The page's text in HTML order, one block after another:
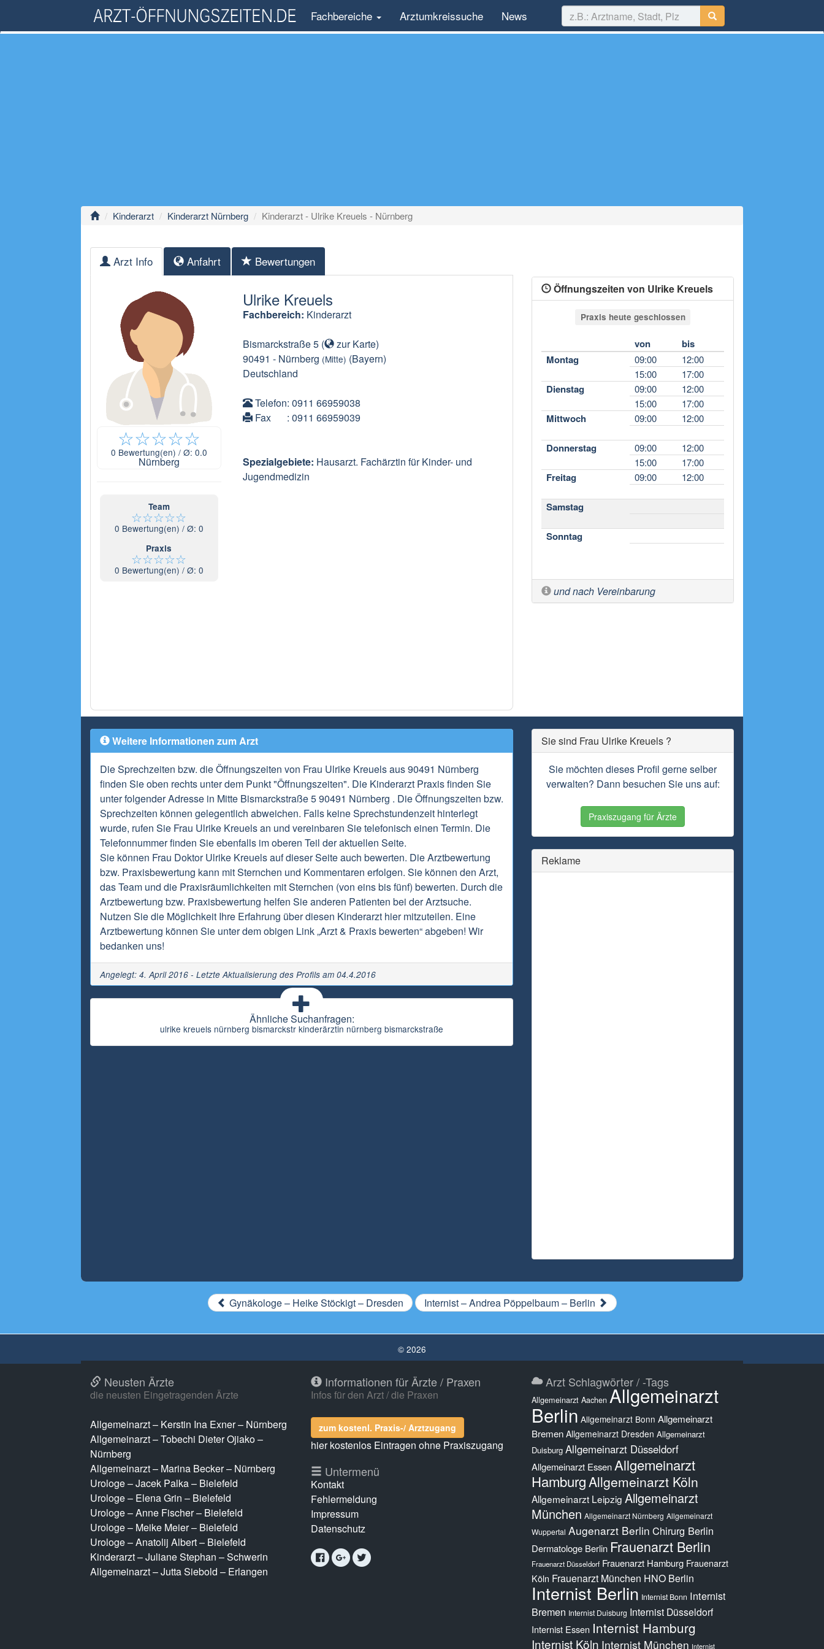
Fachbereiche Arztumkreissuche News
Kinderarzt Kinderarzt Nürnberg Kinderarzt - Ulrike Kreuels - Nürnberg
Arzt Info Anfahrt Bewertungen
☆☆☆☆☆
0 Bewertung(en) / Ø: 0.0
Nürnberg
Team
☆☆☆☆☆
0 Bewertung(en) / Ø: 0
Praxis
☆☆☆☆☆
0 Bewertung(en) / Ø: 0
Ulrike Kreuels
Fachbereich: Kinderarzt
Bismarckstraße 5( zur Karte)
90491 - Nürnberg (Mitte) (Bayern)
Deutschland
Telefon: 0911 66959038
Fax
: 0911 66959039
Spezialgebiete: Hausarzt. Fachärztin für Kinder- und
Jugendmedizin
Öffnungszeiten von Ulrike Kreuels
Praxis heute geschlossen
von
bis
Montag
09:00
12:00
15:00
17:00
Dienstag 09:00
12:00
15:00
17:00
Mittwoch 09:00 12:00
Donnerstag 09:00
12:00
15:00
17:00
Freitag 09:00 12:00
Samstag
Sonntag
und nach Vereinbarung
Weitere Informationen zum Arzt
Die Sprechzeiten bzw. die Öffnungszeiten von Frau Ulrike Kreuels aus 90491 Nürnberg
finden Sie oben rechts unter dem Punkt "Öffnungszeiten". Die Kinderarzt Praxis finden Sie
unter folgender Adresse in Mitte Bismarckstraße 5 90491 Nürnberg . Die Öffnungszeiten bzw.
Sprechzeiten können gelegentlich abweichen. Falls keine Sprechstundenzeit hinterlegt
wurde, rufen Sie Frau Ulrike Kreuels an und vereinbaren Sie telefonisch einen Termin. Die
Telefonnummer finden Sie ebenfalls im oberen Teil der aktuellen Seite.
Sie können Frau Doktor Ulrike Kreuels auf dieser Seite auch bewerten. Die Arztbewertung
bzw. Praxisbewertung kann mit Sternchen und Kommentaren erfolgen. Sie können den Arzt,
das Team und die Praxisräumlichkeiten mit Sternchen (von eins bis fünf) bewerten. Durch die
Arztbewertung bzw. Praxisbewertung helfen Sie anderen Patienten bei der Arztsuche.
Nutzen Sie die Möglichkeit Ihre Erfahrung über diesen Kinderarzt hier mitzuteilen. Eine
Arztbewertung können Sie unter dem obigen Link „Arzt & Praxis bewerten“ abgeben! Wir
bedanken uns!
Angelegt: 4. April 2016 - Letzte Aktualisierung des Profils am 04.4.2016
Ähnliche Suchanfragen:
ulrike kreuels nürnberg bismarckstr kinderärztin nürnberg bismarckstraße
Sie sind Frau Ulrike Kreuels ?
Sie möchten dieses Profil gerne selber
verwalten? Dann besuchen Sie uns auf:
Praxiszugang für Ärzte
Reklame
Gynäkologe – Heike Stöckigt – Dresden Internist – Andrea Pöppelbaum – Berlin
© 2026
Neusten Ärzte
die neusten Eingetragenden Ärzte
Allgemeinarzt – Kerstin Ina Exner – Nürnberg
Allgemeinarzt – Tobechi Dieter Ojiako –
Nürnberg
Allgemeinarzt – Marina Becker – Nürnberg
Urologe – Jacek Palka – Bielefeld
Urologe – Elena Grin – Bielefeld
Urologe – Anne Fischer – Bielefeld
Urologe – Meike Meier – Bielefeld
Urologe – Anatolij Albert – Bielefeld
Kinderarzt – Juliane Stephan – Schwerin
Allgemeinarzt – Jutta Siebold – Erlangen
Informationen für Ärzte / Praxen
Infos für den Arzt / die Praxen
zum kostenl. Praxis-/ Arztzugang
hier kostenlos Eintragen ohne Praxiszugang
Untermenü
Kontakt
Fehlermeldung
Impressum
Datenschutz
Arzt Schlagwörter / -Tags
Allgemeinarzt Aachen Allgemeinarzt
Berlin Allgemeinarzt Bonn Allgemeinarzt
Bremen Allgemeinarzt Dresden Allgemeinarzt
Duisburg Allgemeinarzt Düsseldorf
Allgemeinarzt Essen Allgemeinarzt
HamburgAllgemeinarzt Köln
Allgemeinarzt Leipzig Allgemeinarzt
München Allgemeinarzt Nürnberg Allgemeinarzt
Wuppertal Augenarzt Berlin Chirurg Berlin
Dermatologe Berlin Frauenarzt Berlin
Frauenarzt Düsseldorf Frauenarzt Hamburg Frauenarzt
Köln Frauenarzt München HNO Berlin
Internist Berlin Internist Bonn Internist
Bremen Internist Duisburg Internist Düsseldorf
Internist Essen Internist Hamburg
Internist Köln Internist München Internist